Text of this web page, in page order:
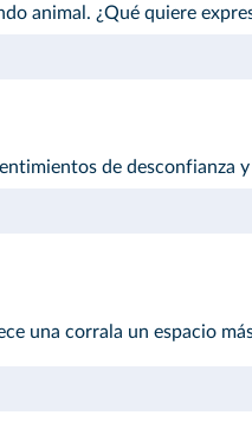
animal. ¿Qué quiere
de desconfianza
una corrala un espacio